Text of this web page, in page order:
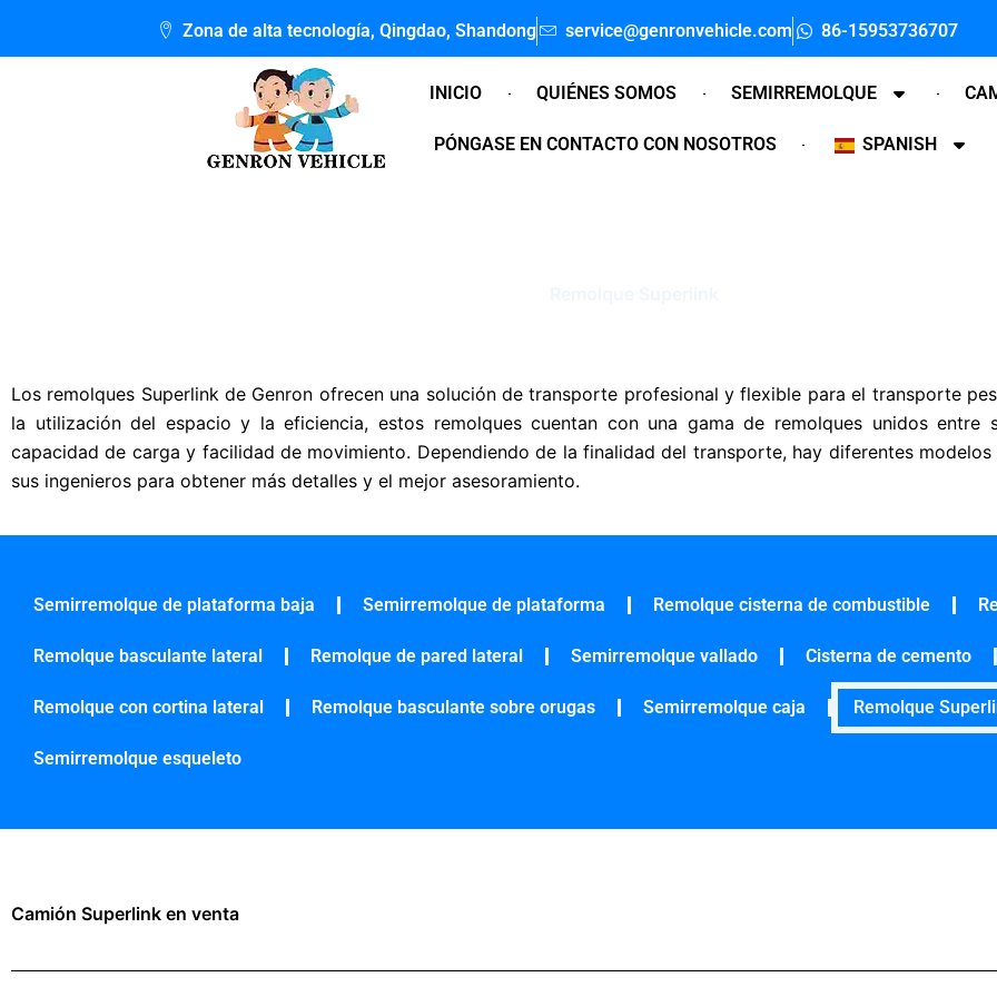
Zona de alta tecnología, Qingdao, Shandong service@genronvehicle.com 86-15953736707
INICIO QUIÉNES SOMOS SEMIRREMOLQUE
PÓNGASE EN CONTACTO CON NOSOTROS SPANISH
Los remolques Superlink de Genron ofrecen una solución de transporte profesional y flexible para el transporte
la utilización del espacio y la eficiencia, estos remolques cuentan con una gama de remolques unidos entre
capacidad de carga y facilidad de movimiento. Dependiendo de la finalidad del transporte, hay diferentes
sus ingenieros para obtener más detalles y el mejor asesoramiento.
Semirremolque de plataforma baja Semirremolque de plataforma Remolque cisterna de combustible
Remolque basculante lateral Remolque de pared lateral Semirremolque vallado Cisterna de cemento
Remolque con cortina lateral Remolque basculante sobre orugas Semirremolque caja Remolque
Semirremolque esqueleto
Camión Superlink en venta